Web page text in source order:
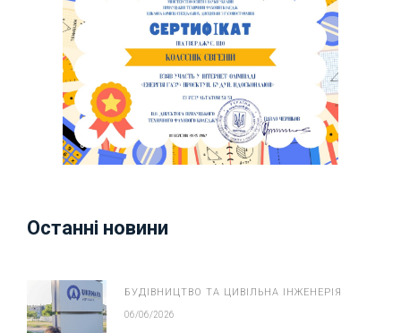
Останні новини
БУДІВНИЦТВО ТА ЦИВІЛЬНА ІНЖЕНЕРІЯ
06/06/2026